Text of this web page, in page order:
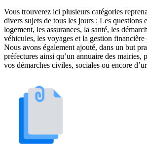
Vous trouverez ici plusieurs catégories
divers sujets de tous les jours : Les questions
logement, les assurances, la santé, les
véhicules, les voyages et la gestion financière
Nous avons également ajouté, dans un but
préfectures ainsi qu’un annuaire des mairies,
vos démarches civiles, sociales ou encore